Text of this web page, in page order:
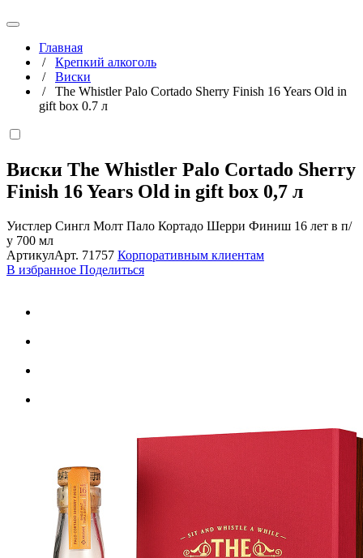
Главная
/ Крепкий алкоголь
/ Виски
/ The Whistler Palo Cortado Sherry Finish 16 Years Old in
gift box 0.7 л
Виски The Whistler Palo Cortado Sherry
Finish 16 Years Old in gift box 0,7 л
Уистлер Сингл Молт Пало Кортадо Шерри Финиш 16 лет в п/
у 700 мл
АртикулАрт. 71757 Корпоративным клиентам
В избранное Поделиться